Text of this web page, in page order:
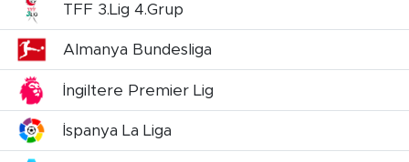
TFF 3.Lig 4.Grup
Almanya Bundesliga
İngiltere Premier Lig
İspanya La Liga